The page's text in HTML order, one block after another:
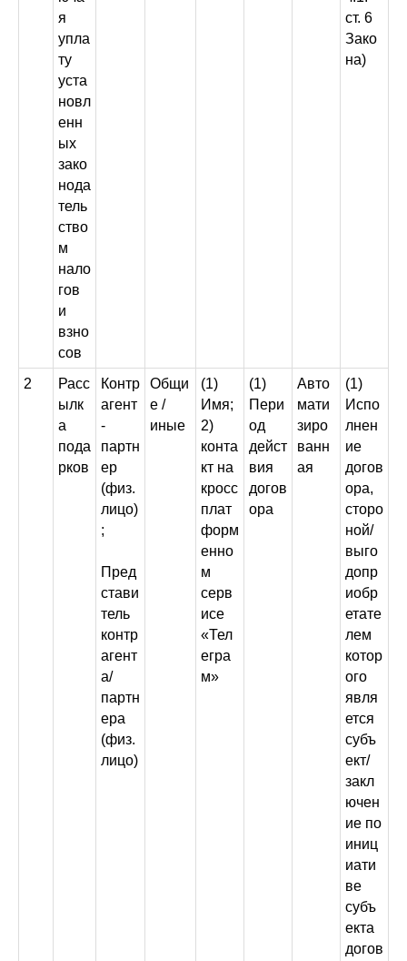
я
упла
ту
уста
новл
енн
ых
зако
нода
тель
ство
м
нало
гов
и
взно
сов
ст. 6
Зако
на)
2
Расс
ылк
а
пода
рков
Контр
агент
-
партн
ер
(физ.
лицо)
;
Пред
стави
тель
контр
агент
а/
партн
ера
(физ.
лицо)
Общи
е /
иные
(1)
Имя;
2)
конта
кт на
кросс
плат
форм
енно
м
серв
исе
«Тел
егра
м»
(1)
Пери
од
дейст
вия
догов
ора
Авто
мати
зиро
ванн
ая
(1)
Испо
лнен
ие
догов
ора,
сторо
ной/
выго
допр
иобр
етате
лем
котор
ого
явля
ется
субъ
ект/
закл
ючен
ие по
иниц
иати
ве
субъ
екта
догов